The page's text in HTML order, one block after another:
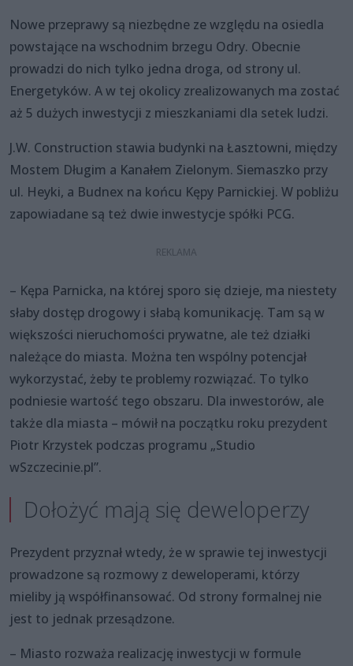
Nowe przeprawy są niezbędne ze względu na osiedla
powstające na wschodnim brzegu Odry. Obecnie
prowadzi do nich tylko jedna droga, od strony ul.
Energetyków. A w tej okolicy zrealizowanych ma zostać
aż 5 dużych inwestycji z mieszkaniami dla setek ludzi.
J.W. Construction stawia budynki na Łasztowni, między
Mostem Długim a Kanałem Zielonym. Siemaszko przy
ul. Heyki, a Budnex na końcu Kępy Parnickiej. W pobliżu
zapowiadane są też dwie inwestycje spółki PCG.
– Kępa Parnicka, na której sporo się dzieje, ma niestety
słaby dostęp drogowy i słabą komunikację. Tam są w
większości nieruchomości prywatne, ale też działki
należące do miasta. Można ten wspólny potencjał
wykorzystać, żeby te problemy rozwiązać. To tylko
podniesie wartość tego obszaru. Dla inwestorów, ale
także dla miasta – mówił na początku roku prezydent
Piotr Krzystek podczas programu „Studio
wSzczecinie.pl”.
Dołożyć mają się deweloperzy
Prezydent przyznał wtedy, że w sprawie tej inwestycji
prowadzone są rozmowy z deweloperami, którzy
mieliby ją współfinansować. Od strony formalnej nie
jest to jednak przesądzone.
– Miasto rozważa realizację inwestycji w formule